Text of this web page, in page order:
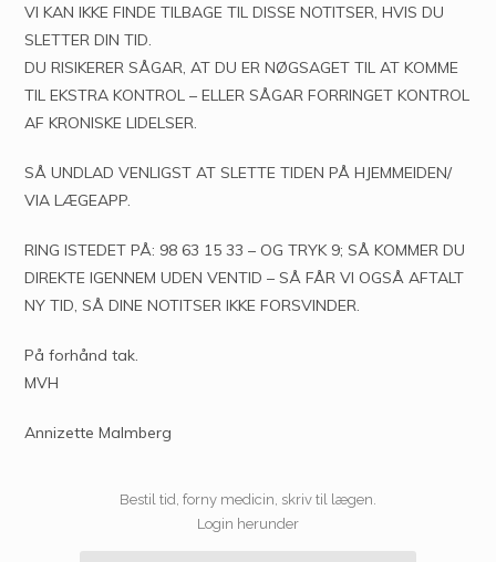
VI KAN IKKE FINDE TILBAGE TIL DISSE NOTITSER, HVIS DU
SLETTER DIN TID.
DU RISIKERER SÅGAR, AT DU ER NØGSAGET TIL AT KOMME
TIL EKSTRA KONTROL – ELLER SÅGAR FORRINGET KONTROL
AF KRONISKE LIDELSER.
SÅ UNDLAD VENLIGST AT SLETTE TIDEN PÅ HJEMMEIDEN/
VIA LÆGEAPP.
RING ISTEDET PÅ: 98 63 15 33 – OG TRYK 9; SÅ KOMMER DU
DIREKTE IGENNEM UDEN VENTID – SÅ FÅR VI OGSÅ AFTALT
NY TID, SÅ DINE NOTITSER IKKE FORSVINDER.
På forhånd tak.
MVH
Annizette Malmberg
Bestil tid, forny medicin, skriv til lægen.
Login herunder